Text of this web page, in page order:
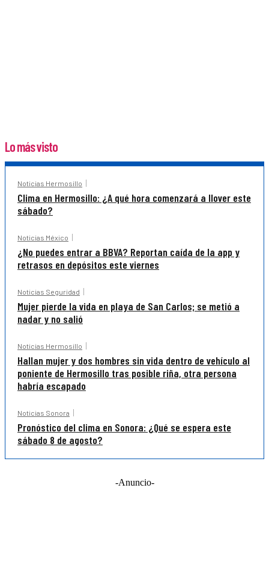
Lo más visto
Noticias Hermosillo
Clima en Hermosillo: ¿A qué hora comenzará a llover este
sábado?
Noticias México
¿No puedes entrar a BBVA? Reportan caída de la app y
retrasos en depósitos este viernes
Noticias Seguridad
Mujer pierde la vida en playa de San Carlos; se metió a
nadar y no salió
Noticias Hermosillo
Hallan mujer y dos hombres sin vida dentro de vehículo al
poniente de Hermosillo tras posible riña, otra persona
habría escapado
Noticias Sonora
Pronóstico del clima en Sonora: ¿Qué se espera este
sábado 8 de agosto?
-Anuncio-